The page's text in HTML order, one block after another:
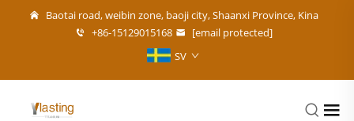
Baotai road, weibin zone, baoji city, Shaanxi Province, Kina
+86-15129015168
[email protected]
SV